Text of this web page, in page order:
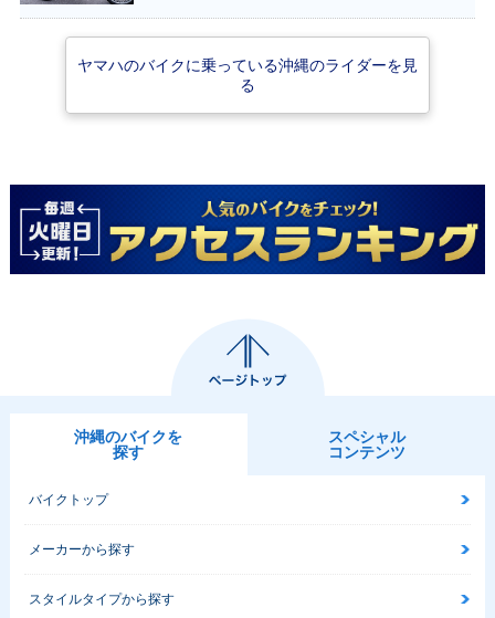
ヤマハのバイクに乗っている沖縄のライダーを見
る
沖縄のバイクを
探す
スペシャル
コンテンツ
バイクトップ
メーカーから探す
スタイルタイプから探す